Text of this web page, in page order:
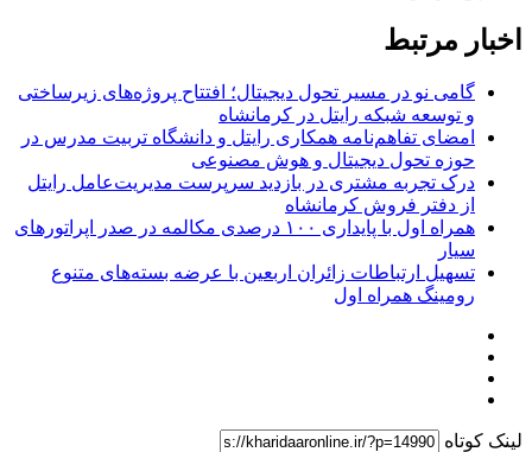
اخبار مرتبط
گامی نو در مسیر تحول دیجیتال؛ افتتاح پروژه‌های زیرساختی
و توسعه شبکه رایتل در کرمانشاه
امضای تفاهم‌نامه همکاری رایتل و دانشگاه تربیت مدرس در
حوزه تحول دیجیتال و هوش مصنوعی
درک تجربه مشتری در بازدید سرپرست مدیریت‌عامل رایتل
از دفتر فروش کرمانشاه
همراه اول با پایداری ۱۰۰ درصدی مکالمه در صدر اپراتورهای
سیار
تسهیل ارتباطات زائران اربعین با عرضه بسته‌های متنوع
رومینگ همراه اول
لینک کوتاه